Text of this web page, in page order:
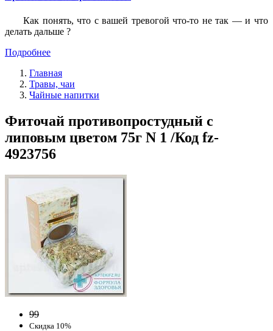
Как понять, что с вашей тревогой что-то не так — и что
делать дальше ?
Подробнее
Главная
Травы, чаи
Чайные напитки
Фиточай противопростудный с
липовым цветом 75г N 1 /Код fz-
4923756
99
Скидка 10%